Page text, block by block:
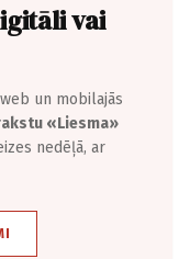
vai
un mobilajās
«Liesma»
nedēļā, ar